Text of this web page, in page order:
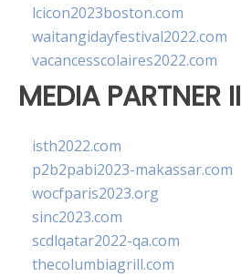
lcicon2023boston.com
waitangidayfestival2022.com
vacancesscolaires2022.com
MEDIA PARTNER II
isth2022.com
p2b2pabi2023-makassar.com
wocfparis2023.org
sinc2023.com
scdlqatar2022-qa.com
thecolumbiagrill.com